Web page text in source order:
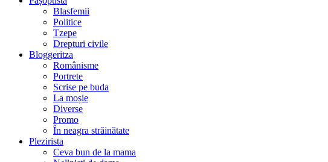
Blasfemii
Politice
Tzepe
Drepturi civile
Bloggeritza
Românisme
Portrete
Scrise pe buda
La moșie
Diverse
Promo
În neagra străinătate
Plezirista
Ceva bun de la mama